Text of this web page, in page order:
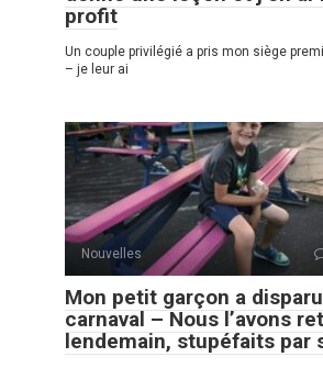
profit
Un couple privilégié a pris mon siège
– je leur ai
Nouvelles
Mon petit garçon a
carnaval – Nous l’avons
lendemain, stupéfaits par